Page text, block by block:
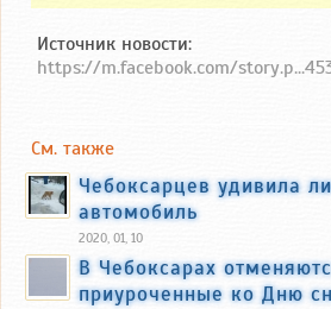
Источник новости:
https://m.facebook.com/
См. также
Чебоксарцев удивила
автомобиль
2020, 01, 10
В Чебоксарах
приуроченные ко Дню